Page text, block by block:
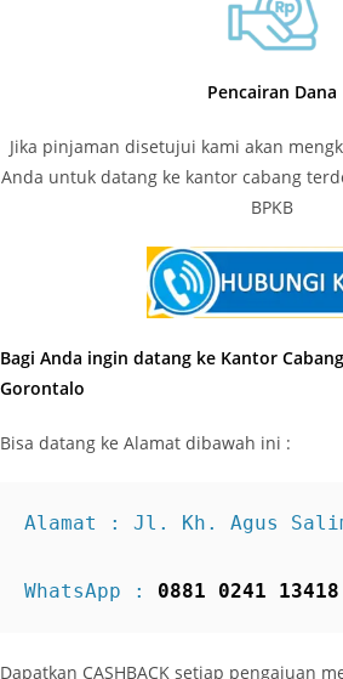
Pencairan Dana
Jika pinjaman disetujui kami akan
Anda untuk datang ke kantor cabang
BPKB
Bagi Anda ingin datang ke Kantor
Gorontalo
Bisa datang ke Alamat dibawah ini :
Alamat : Jl. Kh. Agus
WhatsApp : 0881 0241 13418
Dapatkan CASHBACK setiap pengajuan